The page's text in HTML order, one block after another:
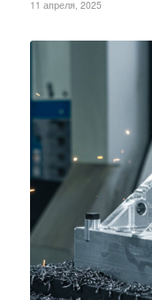
11 апреля, 2025